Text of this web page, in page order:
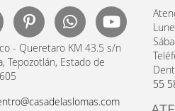
- Queretaro KM 43.5 s/n
Tepozotlán, Estado de
55